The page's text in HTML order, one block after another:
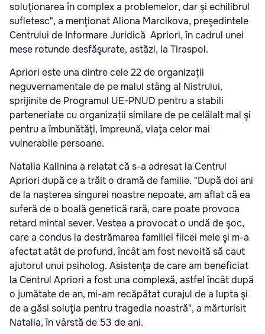
soluţionarea în complex a problemelor, dar şi echilibrul
sufletesc", a menţionat Aliona Marcikova, preşedintele
Centrului de Informare Juridică Apriori, în cadrul unei
mese rotunde desfăşurate, astăzi, la Tiraspol.
Apriori este una dintre cele 22 de organizații
neguvernamentale de pe malul stâng al Nistrului,
sprijinite de Programul UE-PNUD pentru a stabili
parteneriate cu organizații similare de pe celălalt mal şi
pentru a îmbunătăţi, împreună, viaţa celor mai
vulnerabile persoane.
Natalia Kalinina a relatat că s-a adresat la Centrul
Apriori după ce a trăit o dramă de familie. "După doi ani
de la naşterea singurei noastre nepoate, am aflat că ea
suferă de o boală genetică rară, care poate provoca
retard mintal sever. Vestea a provocat o undă de şoc,
care a condus la destrămarea familiei fiicei mele şi m-a
afectat atât de profund, încât am fost nevoită să caut
ajutorul unui psiholog. Asistenţa de care am beneficiat
la Centrul Apriori a fost una complexă, astfel încât după
o jumătate de an, mi-am recăpătat curajul de a lupta şi
de a găsi soluţia pentru tragedia noastră", a mărturisit
Natalia, în vârstă de 53 de ani.